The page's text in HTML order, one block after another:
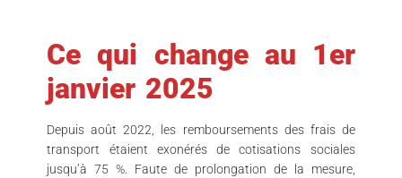
Ce qui change au 1er
janvier 2025
Depuis août 2022, les remboursements des frais de
transport étaient exonérés de cotisations sociales
jusqu’à 75 %. Faute de prolongation de la mesure,